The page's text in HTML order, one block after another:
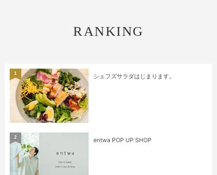
RANKING
シェフズサラダはじまります。
1
entwa POP UP SHOP
2